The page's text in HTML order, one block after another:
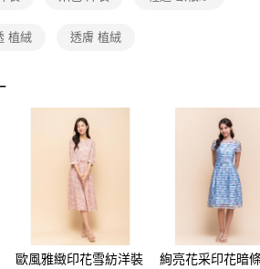
同意取消之訂單仍視為有效，需透過AFTEE先享
消欲退款等相關疑問，請聯繫「AFTEE先享後付
support/home
限公司提供之「AFTEE先享後付」服務完成之交
內提供個人資料，並將交易相關給付款項請求債
司。
請瀏覽以下網址：
徵得法定代理人或監護人之同意方可使用
經同意申辦者引起之損失，本公司不負相關責
含以上)免運費
含以上)免運費
植絨 透膚 植絨
歐風雅緻印花雪紡洋裝
絢亮花采印花暗